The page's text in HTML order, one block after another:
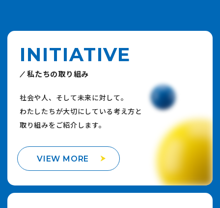
INITIATIVE
私たちの取り組み
社会や人、そして未来に対して。
わたしたちが大切にしている考え方と
取り組みをご紹介します。
VIEW MORE